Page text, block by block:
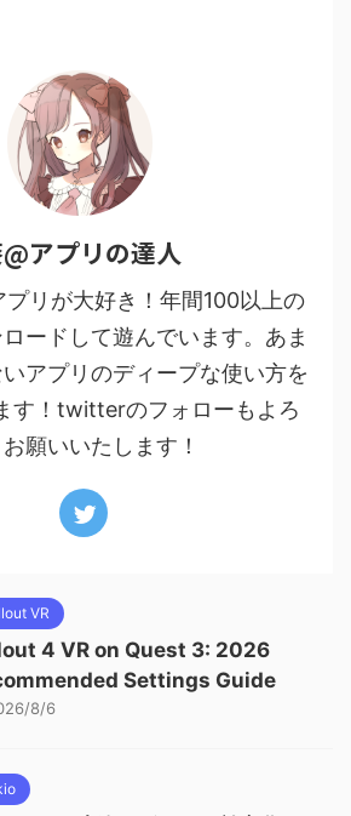
アプリの達人
プリが大好き！年間100以上の
ードして遊んでいます。あま
アプリのディープな使い方を
す！twitterのフォローもよろ
お願いいたします！
VR
4 VR on Quest 3: 2026
Settings Guide
8/6